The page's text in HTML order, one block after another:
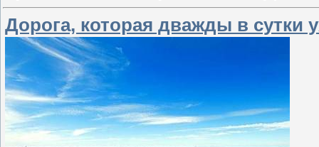
Дорога, которая дважды в сутки